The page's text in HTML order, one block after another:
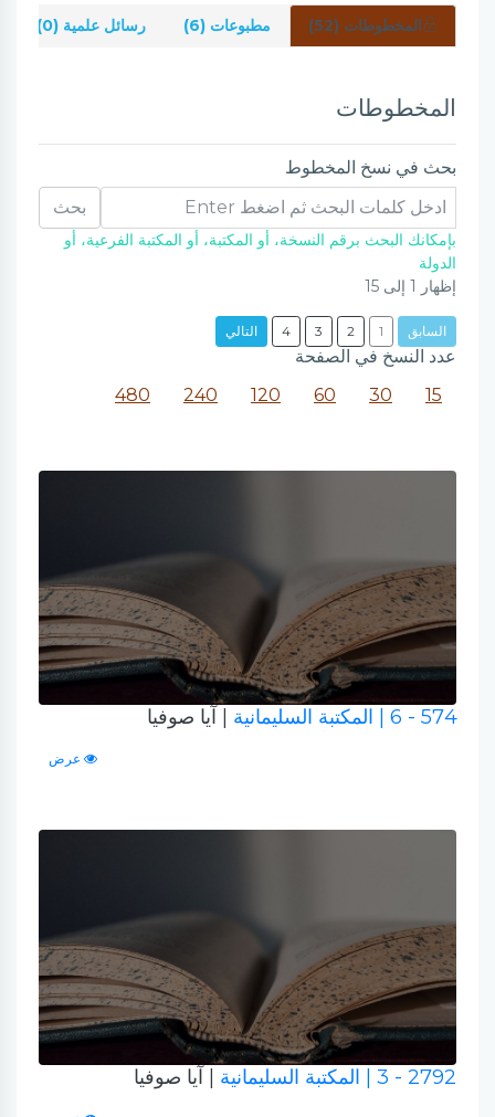
المخطوطات (52) مطبوعات (6) رسائل علمية (0)
المخطوطات
بحث في نسخ المخطوط
بحث
بإمكانك البحث برقم النسخة، أو المكتبة، أو المكتبة الفرعية، أو
الدولة
إظهار 1 إلى 15
السابق 1
2
3
4 التالي
عدد النسخ في الصفحة
15
30
60
120
240
480
574 - 6 | المكتبة السليمانية | آيا صوفيا
عرض
2792 - 3 | المكتبة السليمانية | آيا صوفيا